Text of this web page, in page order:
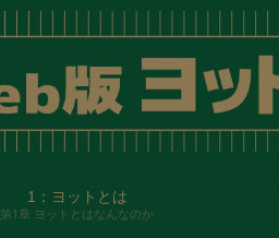
1：ヨットとは
第1章 ヨットとはなんなのか